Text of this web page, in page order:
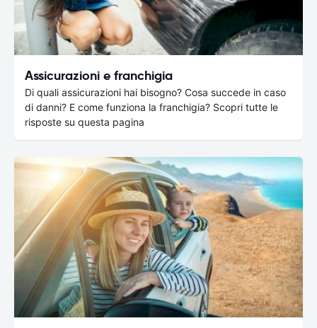
Assicurazioni e franchigia
Di quali assicurazioni hai bisogno? Cosa succede in caso
di danni? E come funziona la franchigia? Scopri tutte le
risposte su questa pagina